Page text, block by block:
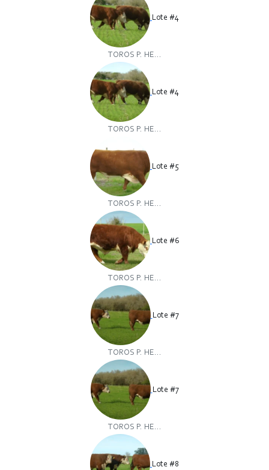
Lote #4
TOROS P. HE...
Lote #4
TOROS P. HE...
Lote #5
TOROS P. HE...
Lote #6
TOROS P. HE...
Lote #7
TOROS P. HE...
Lote #7
TOROS P. HE...
Lote #8